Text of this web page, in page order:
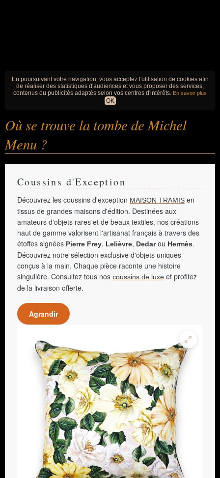
En poursuivant votre navigation, vous acceptez l'utilisation de cookies afin
de réaliser des statistiques d'audiences et vous proposer des services,
contenus ou publicités adaptés selon vos centres d'intérêts. En savoir plus
OK
Où se trouve la tombe de Michel
Menu ?
Coussins d'Exception
Découvrez les coussins d'exception MAISON TRAMIS en
tissus de grandes maisons d'édition. Destinées aux
amateurs d'objets rares et de beaux textiles, nos créations
haut de gamme valorisent l'artisanat français à travers des
étoffes signées Pierre Frey, Lelièvre, Dedarou Hermès.
Découvrez notre sélection exclusive d'objets uniques
conçus à la main. Chaque pièce raconte une histoire
singulière. Consultez tous nos coussins de luxe et profitez
de la livraison offerte.
Agrandir